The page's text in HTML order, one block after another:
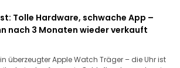
Tolle Hardware, schwache App –
nach 3 Monaten wieder verkauft
überzeugter Apple Watch Träger – die Uhr ist